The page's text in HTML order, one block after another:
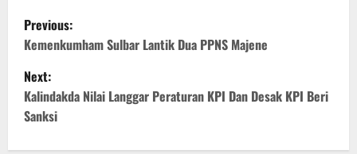
P
o
s
t
Previous:
Kemenkumham Sulbar Lantik Dua PPNS Majene
Next:
Kalindakda Nilai Langgar Peraturan KPI Dan Desak KPI Beri
Sanksi